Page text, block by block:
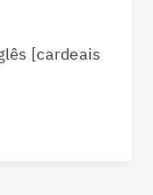
[cardeais